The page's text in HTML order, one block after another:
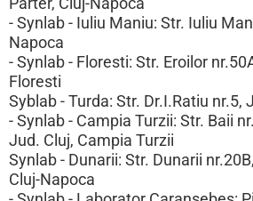
- Synlab - Iuliu Maniu: Str. Iuliu
Napoca
- Synlab - Floresti: Str. Eroilor
Floresti
Syblab - Turda: Str. Dr.I.Ratiu nr.5,
- Synlab - Campia Turzii: Str. Baii
Jud. Cluj, Campia Turzii
Synlab - Dunarii: Str. Dunarii
Cluj-Napoca